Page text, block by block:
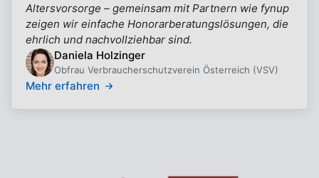
Altersvorsorge – gemeinsam mit Partnern wie fynup
zeigen wir einfache Honorarberatungslösungen, die
ehrlich und nachvollziehbar sind.
Daniela Holzinger
Obfrau Verbraucherschutzverein Österreich (VSV)
Mehr erfahren